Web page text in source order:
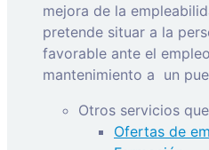
mejora de la
pretende situar a la
favorable ante el
mantenimiento a un
Otros servicios
Ofertas de